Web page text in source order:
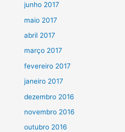
junho 2017
maio 2017
abril 2017
março 2017
fevereiro 2017
janeiro 2017
dezembro 2016
novembro 2016
outubro 2016